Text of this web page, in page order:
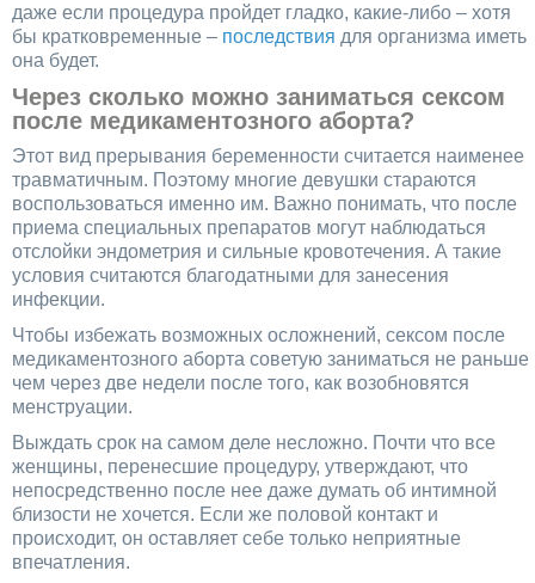
даже если процедура пройдет гладко, какие-либо – хотя
бы кратковременные – последствия для организма иметь
она будет.
Через сколько можно заниматься сексом
после медикаментозного аборта?
Этот вид прерывания беременности считается наименее
травматичным. Поэтому многие девушки стараются
воспользоваться именно им. Важно понимать, что после
приема специальных препаратов могут наблюдаться
отслойки эндометрия и сильные кровотечения. А такие
условия считаются благодатными для занесения
инфекции.
Чтобы избежать возможных осложнений, сексом после
медикаментозного аборта советую заниматься не раньше
чем через две недели после того, как возобновятся
менструации.
Выждать срок на самом деле несложно. Почти что все
женщины, перенесшие процедуру, утверждают, что
непосредственно после нее даже думать об интимной
близости не хочется. Если же половой контакт и
происходит, он оставляет себе только неприятные
впечатления.